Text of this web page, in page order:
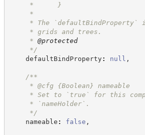
*      }
*
* The `defaultBindProperty` is
* grids and trees.
* @protected
*/
defaultBindProperty: null ,
/**
* @cfg {Boolean}
nameable
* Set to `true` for this
* `nameHolder`.
*/
nameable : false ,